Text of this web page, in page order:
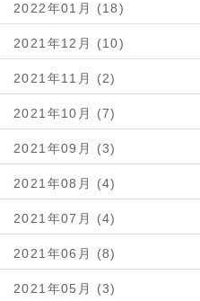
2022年01月 (18)
2021年12月 (10)
2021年11月 (2)
2021年10月 (7)
2021年09月 (3)
2021年08月 (4)
2021年07月 (4)
2021年06月 (8)
2021年05月 (3)